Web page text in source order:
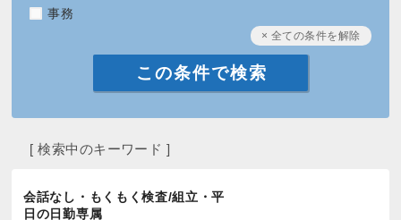
事務
× 全ての条件を解除
[ 検索中のキーワード ]
会話なし・もくもく検査/組立・平
日の日勤専属